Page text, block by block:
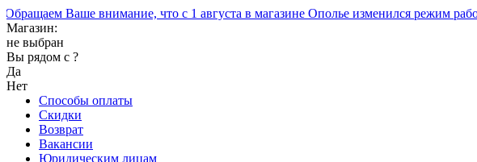
Ваше внимание, что с 1 августа в магазине Ополье изменился режим работы.
Магазин:
не выбран
Вы рядом с ?
Да
Нет
Способы оплаты
Скидки
Возврат
Вакансии
Юридическим лицам